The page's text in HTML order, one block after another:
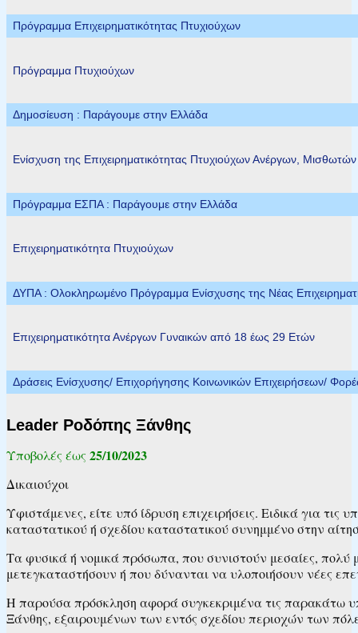
Πρόγραμμα Επιχειρηματικότητας Πτυχιούχων
Πρόγραμμα Πτυχιούχων
Δημοσίευση : Παράγουμε στην Ελλάδα
Ενίσχυση της Επιχειρηματικότητας Πτυχιούχων Ανέργων,
Πρόγραμμα ΕΣΠΑ : Παράγουμε στην Ελλάδα
Επιχειρηματικότητα Πτυχιούχων
ΔΥΠΑ : Ολοκληρωμένο Πρόγραμμα Ενίσχυσης της Νέας
Επιχειρηματικότητα Ανέργων Γυναικών από 18 έως 29 Ετών
Δράσεις Ενίσχυσης/ Επιχορήγησης Κοινωνικών Επιχειρήσεων/
Leader Ροδόπης Ξάνθης
Υποβολές έως 25/10/2023
Δικαιούχοι
Υφιστάμενες, είτε υπό ίδρυση επιχειρήσεις. Ειδικά για τις
καταστατικού ή σχεδίου καταστατικού συνημμένο στην
Τα φυσικά ή νομικά πρόσωπα, που συνιστούν μεσαίες, πολύ
μετεγκαταστήσουν ή που δύνανται να υλοποιήσουν νέες
Η παρούσα πρόσκληση αφορά συγκεκριμένα τις παρακάτω
Ξάνθης, εξαιρουμένων των εντός σχεδίου περιοχών των